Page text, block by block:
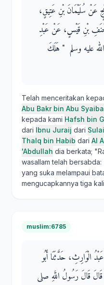
عَنْ سُلَيْمَانَ بْنِ عَتِيقٍ،
بْنِ قَيْسٍ، عَنْ عَبْدِ
عليه وسلم ‏ "‏ هَلَكَ
Telah menceritakan
Abu Bakr bin Abu
kepada kami Hafsh bin
dari Ibnu Juraij dari
Thalq bin Habib dari Al
'Abdullah dia berkata;
wasallam teIah
yang suka melampaui
mengucapkannya tiga
muslim:6785
الْوَارِثِ، حَدَّثَنَا أَبُو
قَالَ رَسُولُ اللَّهِ صلى